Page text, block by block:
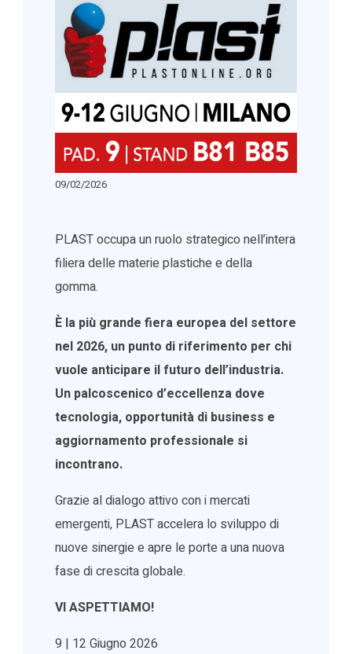
09/02/2026
PLAST occupa un ruolo strategico nell’intera
filiera delle materie plastiche e della
gomma.
È la più grande fiera europea del settore
nel 2026, un punto di riferimento per chi
vuole anticipare il futuro dell’industria.
Un palcoscenico d’eccellenza dove
tecnologia, opportunità di business e
aggiornamento professionale si
incontrano.
Grazie al dialogo attivo con i mercati
emergenti, PLAST accelera lo sviluppo di
nuove sinergie e apre le porte a una nuova
fase di crescita globale.
VI ASPETTIAMO!
9 | 12 Giugno 2026